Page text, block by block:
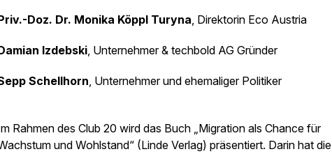
Doz. Dr. Monika Köppl Turyna, Direktorin Eco Austria
Izdebski, Unternehmer & techbold AG Gründer
Schellhorn, Unternehmer und ehemaliger Politiker
Rahmen des Club 20 wird das Buch „Migration als Chance für
und Wohlstand“ (Linde Verlag) präsentiert. Darin hat die